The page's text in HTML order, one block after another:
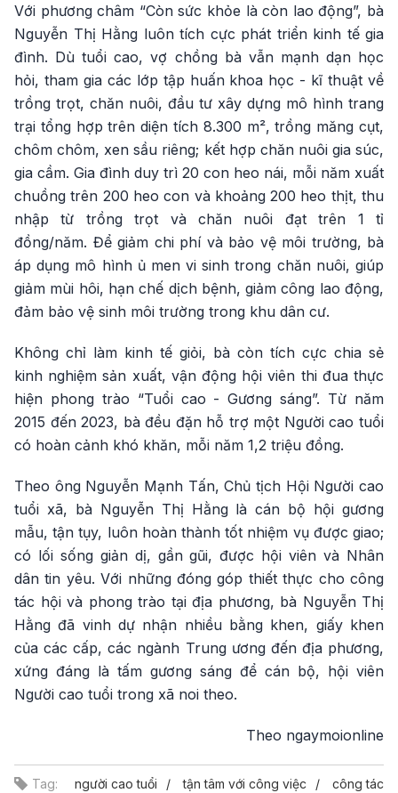
Với phương châm “Còn sức khỏe là còn lao động”, bà
Nguyễn Thị Hằng luôn tích cực phát triển kinh tế gia
đình. Dù tuổi cao, vợ chồng bà vẫn mạnh dạn học
hỏi, tham gia các lớp tập huấn khoa học - kĩ thuật về
trồng trọt, chăn nuôi, đầu tư xây dựng mô hình trang
trại tổng hợp trên diện tích 8.300 m², trồng măng cụt,
chôm chôm, xen sầu riêng; kết hợp chăn nuôi gia súc,
gia cầm. Gia đình duy trì 20 con heo nái, mỗi năm xuất
chuồng trên 200 heo con và khoảng 200 heo thịt, thu
nhập từ trồng trọt và chăn nuôi đạt trên 1 tỉ
đồng/năm. Để giảm chi phí và bảo vệ môi trường, bà
áp dụng mô hình ủ men vi sinh trong chăn nuôi, giúp
giảm mùi hôi, hạn chế dịch bệnh, giảm công lao động,
đảm bảo vệ sinh môi trường trong khu dân cư.
Không chỉ làm kinh tế giỏi, bà còn tích cực chia sẻ
kinh nghiệm sản xuất, vận động hội viên thi đua thực
hiện phong trào “Tuổi cao - Gương sáng”. Từ năm
2015 đến 2023, bà đều đặn hỗ trợ một Người cao tuổi
có hoàn cảnh khó khăn, mỗi năm 1,2 triệu đồng.
Theo ông Nguyễn Mạnh Tấn, Chủ tịch Hội Người cao
tuổi xã, bà Nguyễn Thị Hằng là cán bộ hội gương
mẫu, tận tụy, luôn hoàn thành tốt nhiệm vụ được giao;
có lối sống giản dị, gần gũi, được hội viên và Nhân
dân tin yêu. Với những đóng góp thiết thực cho công
tác hội và phong trào tại địa phương, bà Nguyễn Thị
Hằng đã vinh dự nhận nhiều bằng khen, giấy khen
của các cấp, các ngành Trung ương đến địa phương,
xứng đáng là tấm gương sáng để cán bộ, hội viên
Người cao tuổi trong xã noi theo.
Theo ngaymoionline
Tag: người cao tuổi tận tâm với công việc
công tác